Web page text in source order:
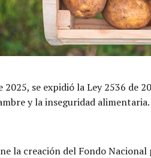
2025, se expidió la Ley 2536
y la inseguridad alimentaria.
la creación del Fondo